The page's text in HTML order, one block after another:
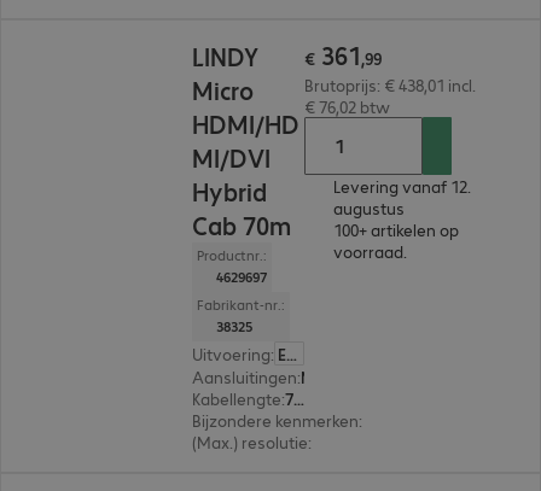
LINDY
Micro
HDMI/HD
MI/DVI
Hybrid
Cab 70m
Productnr.:
4629697
Fabrikant-nr.:
38325
Uitvoering: Europa
Aansluitingen:
Kabellengte: 70 m
Bijzondere kenmerken:
(Max.) resolutie:
€ 361,99
Brutoprijs: € 438,01 incl.
€ 76,02 btw
Levering vanaf 12.
augustus
100+ artikelen op
voorraad.